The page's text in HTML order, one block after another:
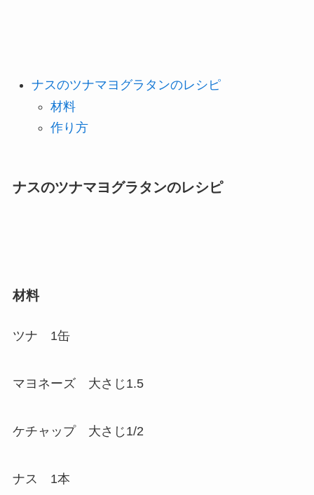
ナスのツナマヨグラタンのレシピ
材料
作り方
ナスのツナマヨグラタンのレシピ
材料
ツナ 1缶
マヨネーズ 大さじ1.5
ケチャップ 大さじ1/2
ナス 1本